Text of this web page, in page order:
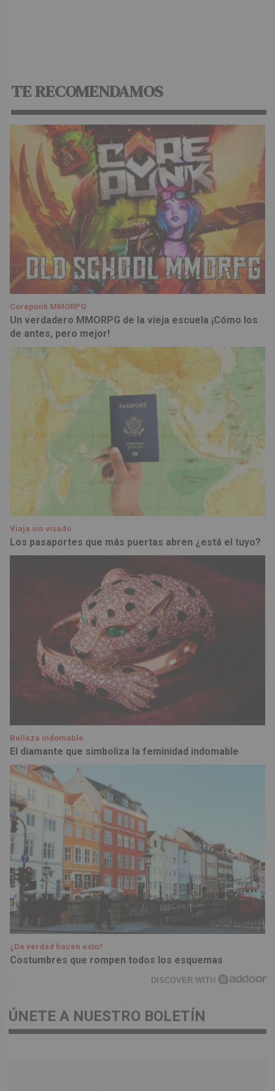
TE RECOMENDAMOS
Corepunk MMORPG
Un verdadero MMORPG de la vieja escuela ¡Cómo los
de antes, pero mejor!
Viaja sin visado
Los pasaportes que más puertas abren ¿está el tuyo?
Belleza indomable
El diamante que simboliza la feminidad indomable
¿De verdad hacen esto?
Costumbres que rompen todos los esquemas
DISCOVER WITH
ÚNETE A NUESTRO BOLETÍN